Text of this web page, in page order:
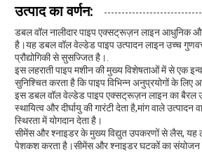
उत्पाद का वर्णन:
डबल वॉल नालीदार पाइप एक्सट्रूज़न लाइन आधुनिक
है।यह डबल वॉल वेल्डेड पाइप उत्पादन लाइन उच्च
प्रौद्योगिकी से सुसज्जित है।.
इस लहराती पाइप मशीन की मुख्य विशेषताओं में से एक
सुनिश्चित करता है कि पाइप विभिन्न अनुप्रयोगों के लिए
इस डबल वॉल वेल्डेड पाइप एक्सट्रूज़न लाइन का बैरल
स्थायित्व और दीर्घायु की गारंटी देता है,मांग वाले
स्थिरता में योगदान देता है।
सीमेंस और श्नाइडर के मुख्य विद्युत उपकरणों से लैस, यह
पेशकश करता है।सीमेंस और श्नाइडर घटकों का संयोजन